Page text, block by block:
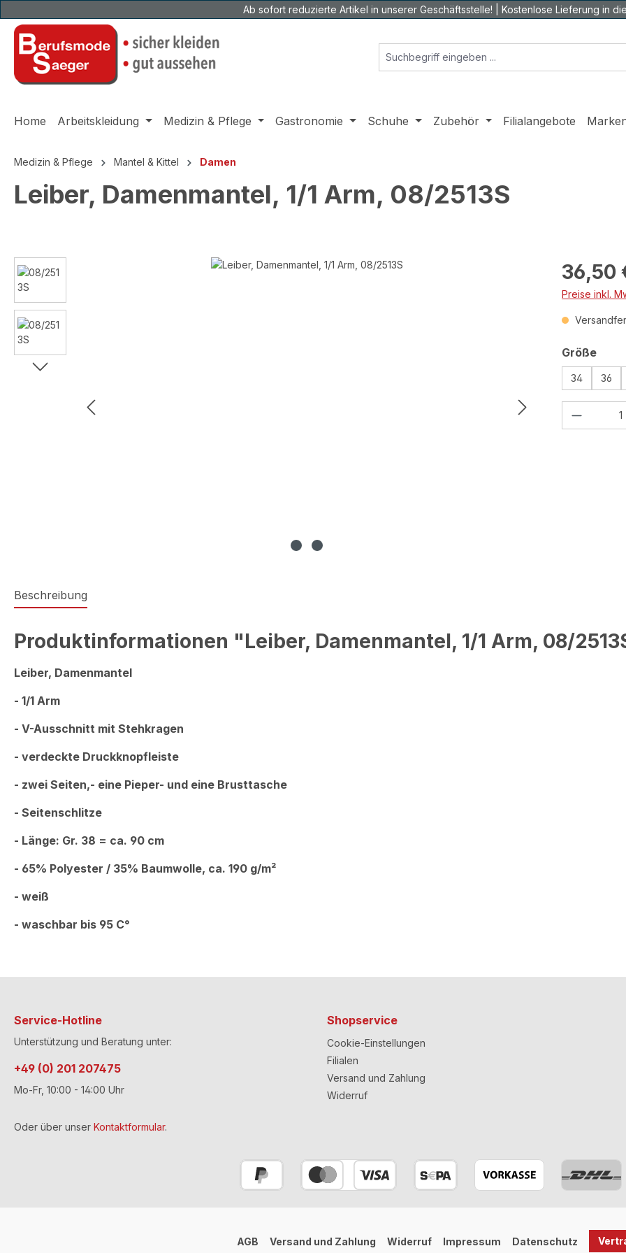
Ab sofort reduzierte Artikel in unserer Geschäftsstelle! | Kostenlose Lieferung in
Home Arbeitskleidung Medizin & Pflege Gastronomie Schuhe Zubehör Filialangebote
Medizin & Pflege Mantel & Kittel Damen
Leiber, Damenmantel, 1/1 Arm, 08/2513S
Bildergalerie überspringen Regulärer
36,50
Preise inkl.
Größe
34 36
Beschreibung
Produktinformationen "Leiber, Damenmantel, 1/1 Arm, 08/
Leiber, Damenmantel
- 1/1 Arm
- V-Ausschnitt mit Stehkragen
- verdeckte Druckknopfleiste
- zwei Seiten,- eine Pieper- und eine Brusttasche
- Seitenschlitze
- Länge: Gr. 38 = ca. 90 cm
- 65% Polyester / 35% Baumwolle, ca. 190 g/m²
- weiß
- waschbar bis 95 C°
Service-Hotline
Unterstützung und Beratung unter:
+49 (0) 201 207475
Mo-Fr, 10:00 - 14:00 Uhr
Oder über unser Kontaktformular.
Shopservice
Cookie-Einstellungen
Filialen
Versand und Zahlung
Widerruf
AGB Versand und Zahlung Widerruf Impressum Datenschutz